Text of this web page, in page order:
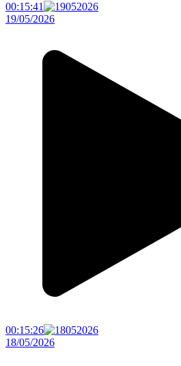
00:15:41
19/05/2026
00:15:26
18/05/2026